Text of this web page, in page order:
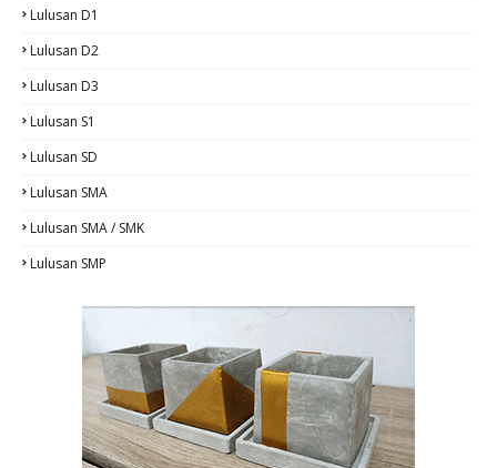
Lulusan D1
Lulusan D2
Lulusan D3
Lulusan S1
Lulusan SD
Lulusan SMA
Lulusan SMA / SMK
Lulusan SMP